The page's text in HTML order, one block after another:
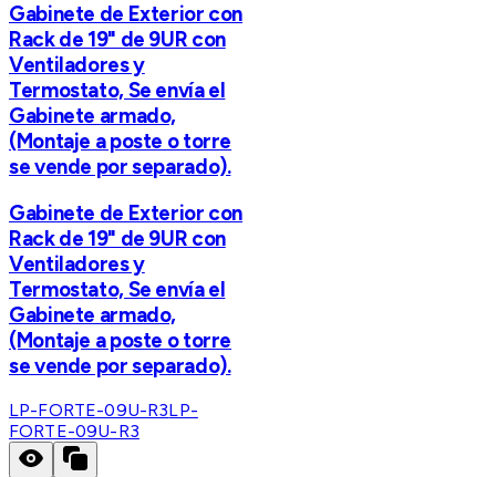
Gabinete de Exterior con
Rack de 19" de 9UR con
Ventiladores y
Termostato, Se envía el
Gabinete armado,
(Montaje a poste o torre
se vende por separado).
Gabinete de Exterior con
Rack de 19" de 9UR con
Ventiladores y
Termostato, Se envía el
Gabinete armado,
(Montaje a poste o torre
se vende por separado).
LP-FORTE-09U-R3LP-
FORTE-09U-R3